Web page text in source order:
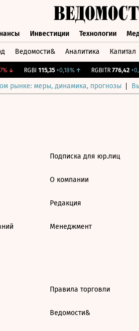
Инвестиции Технологии
Ведомости& Аналитика Капитал
↓ RGBI 115,35 +0,18%↑ RGBITR 776,42
рынке: меры, динамика, прогнозы
Подписка для юр.лиц
О компании
Редакция
Менеджмент
Правила торговли
Ведомости&